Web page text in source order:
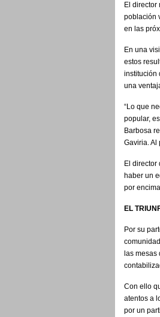
El
población
en las
En una
estos
institución
una
“Lo que
popular,
Barbosa
Gaviria. Al
El
haber un
por
EL
Por su
las
Con ello
atentos a
por un